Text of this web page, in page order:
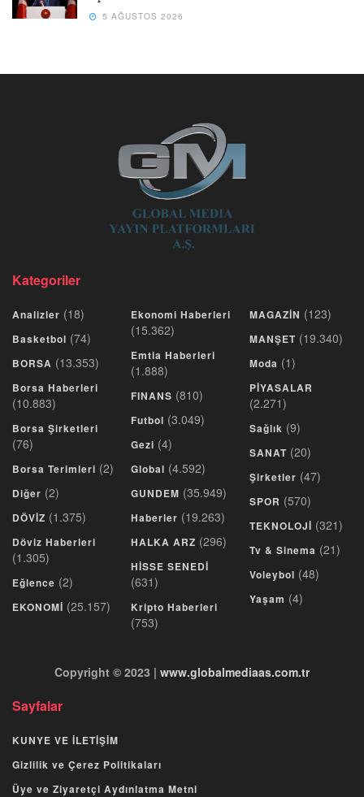
5 AĞUSTOS 2026
Kategoriler
Analizler (18)
Basketbol (74)
BORSA (13.353)
Borsa Haberleri
(10.883)
Borsa Şirketleri
(76)
Borsa Terimleri (2)
Diğer (2)
DÖVİZ (1.375)
Döviz Haberleri
(1.305)
Eğlence (2)
EKONOMİ (25.157)
Ekonomi Haberleri
(15.362)
Emtia Haberleri
(1.888)
FINANS (810)
Futbol (3.049)
Gezi (4)
Global (4.592)
GUNDEM (35.949)
Haberler (19.263)
HALKA ARZ (296)
HİSSE SENEDİ
(631)
Kripto Haberleri
(753)
MAGAZİN (123)
MANŞET (19.340)
Moda (1)
PİYASALAR
(2.271)
Sağlık (9)
SANAT (20)
Şirketler (47)
SPOR (570)
TEKNOLOJİ (321)
Tv & Sinema (21)
Voleybol (48)
Yaşam (4)
Copyright © 2023 | www.globalmediaas.com.tr
Sayfalar
KUNYE VE İLETİŞİM
Gizlilik ve Çerez Politikaları
Üye ve Ziyaretçi Aydınlatma Metni